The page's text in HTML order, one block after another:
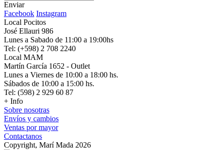
Enviar
Facebook Instagram
Local Pocitos
José Ellauri 986
Lunes a Sabado de 11:00 a 19:00hs
Tel: (+598) 2 708 2240
Local MAM
Martín García 1652 - Outlet
Lunes a Viernes de 10:00 a 18:00 hs.
Sábados de 10:00 a 15:00 hs.
Tel: (598) 2 929 60 87
+ Info
Sobre nosotras
Envíos y cambios
Ventas por mayor
Contactanos
Copyright, Marí Mada 2026